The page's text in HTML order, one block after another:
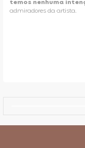
temos nenhuma
admiradores da artista.